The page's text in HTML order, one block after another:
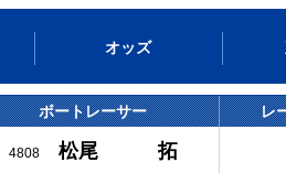
オッズ
ボートレーサー レ
4808 松尾 拓